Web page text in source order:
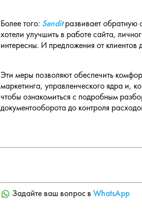
Более того: Senditразвивает обратную
хотели улучшить в работе сайта,
интересны. И предложения от клиентов
Эти меры позволяют обеспечить
маркетинга, управленческого ядра и,
чтобы ознакомиться с подробным
документооборота до контроля
Задайте ваш вопрос вWhatsApp